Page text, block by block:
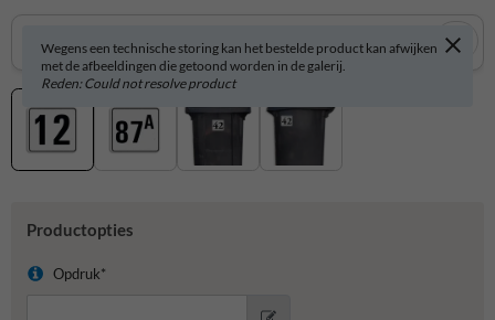
Wegens een technische storing kan het bestelde product kan afwijken
met de afbeeldingen die getoond worden in de galerij.
Reden: Could not resolve product
Productopties
Opdruk*